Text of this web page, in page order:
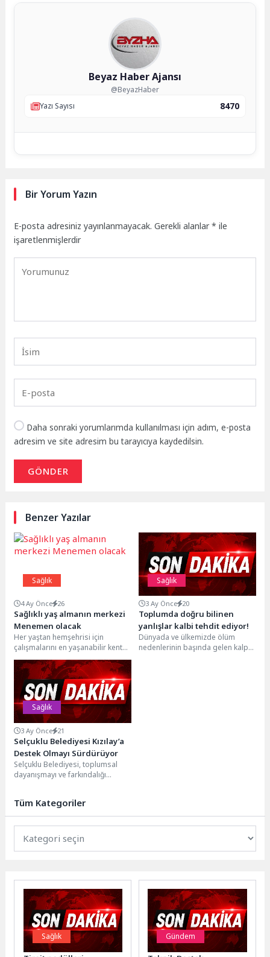
Beyaz Haber Ajansı
@BeyazHaber
Yazı Sayısı
8470
Bir Yorum Yazın
E-posta adresiniz yayınlanmayacak. Gerekli alanlar* ile
işaretlenmişlerdir
Daha sonraki yorumlarımda kullanılması için adım, e-posta
adresim ve site adresim bu tarayıcıya kaydedilsin.
GÖNDER
Benzer Yazılar
Sağlık
4 Ay Önce 26
Sağlıklı yaş almanın merkezi
Menemen olacak
Her yaştan hemşehrisi için
çalışmalarını en yaşanabilir kent
olma hedefiyle sürdüren
Menemen Belediyesi, ilçenin
çınarları...
Sağlık
3 Ay Önce 20
Toplumda doğru bilinen
yanlışlar kalbi tehdit ediyor!
Dünyada ve ülkemizde ölüm
nedenlerinin başında gelen kalp
Sağlık
3 Ay Önce 21
Selçuklu Belediyesi Kızılay’a
Destek Olmayı Sürdürüyor
Selçuklu Belediyesi, toplumsal
dayanışmayı ve farkındalığı
belediye hizmet...
Tüm Kategoriler
Sağlık Gündem